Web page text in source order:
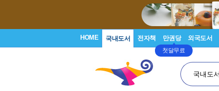
HOME 국내도서 전자책 만권당
첫달무료
외국도서
국내도